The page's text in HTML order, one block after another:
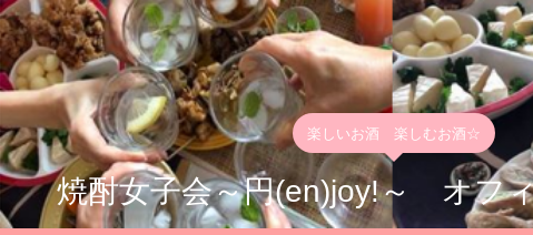
楽しいお酒 楽しむお酒☆
焼酎女子会～円(en)joy!～ オフ